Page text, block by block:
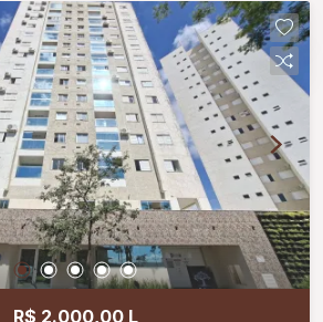
Cond Aprox. 637,00 /
aprox.159,25 entrada e
R$ 2.000,00 L